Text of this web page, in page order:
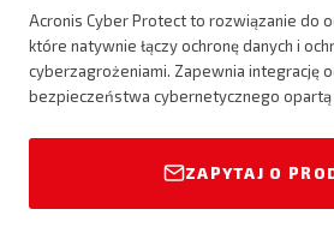
Acronis Cyber Protect to rozwiązanie do
które natywnie łączy ochronę danych i
cyberzagrożeniami. Zapewnia integrację
bezpieczeństwa cybernetycznego opartą
ZAPYTAJ O